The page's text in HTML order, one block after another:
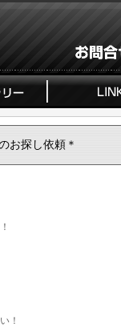
お探し依頼＊
！